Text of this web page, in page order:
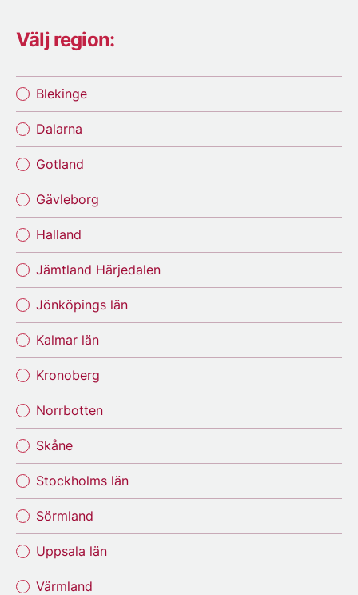
Välj region:
Blekinge
Dalarna
Gotland
Gävleborg
Halland
Jämtland Härjedalen
Jönköpings län
Kalmar län
Kronoberg
Norrbotten
Skåne
Stockholms län
Sörmland
Uppsala län
Värmland